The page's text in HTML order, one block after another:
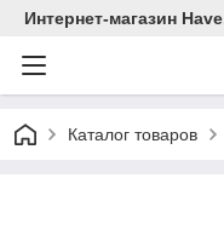
Интернет-магазин
Каталог товаров